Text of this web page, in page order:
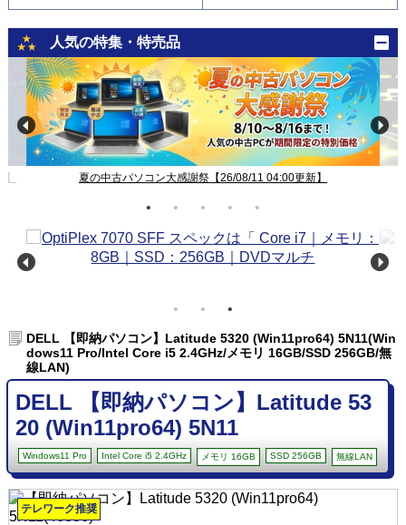
人気の特集・特売品
中古パソコン 新着、再入荷、値下げ【26/08/11 04:00更新】
DELL 【即納パソコン】Latitude 5320 (Win11pro64) 5N11(Win
dows11 Pro/Intel Core i5 2.4GHz/メモリ 16GB/SSD 256GB/無
線LAN)
DELL 【即納パソコン】Latitude 53
20 (Win11pro64) 5N11
Windows11 Pro Intel Core i5 2.4GHz メモリ 16GB SSD 256GB 無線LAN
テレワーク推奨